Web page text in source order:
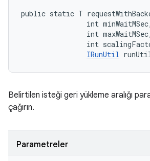
public static T
int
int
int
IRunUtil
Belirtilen isteği geri yükleme aralığı
çağırın.
Parametreler